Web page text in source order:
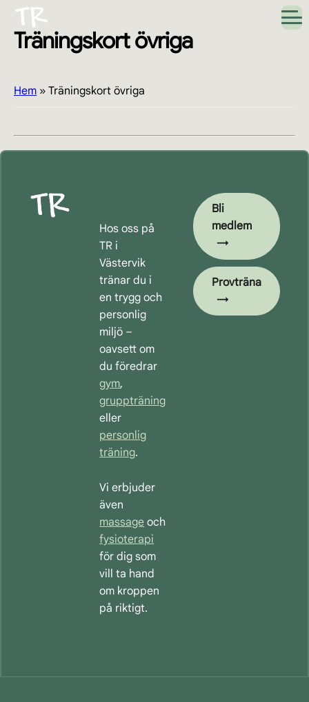
Hoppa
till
huvudnavigering
Hoppa
till
huvudinnehåll
Hoppa
till
det
primära
Hoppa
till
sidfot
Träningskort övriga
Hem » Träningskort övriga
Hos oss på
TR i
Västervik
tränar du i
en trygg och
personlig
miljö –
oavsett om
du föredrar
gym,
gruppträning
eller
personlig
träning.
Vi erbjuder
även
massage och
fysioterapi
för dig som
vill ta hand
om kroppen
på riktigt.
Bli
medlem
Provträna